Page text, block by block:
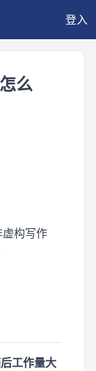
登入
么
构写作
工作量大